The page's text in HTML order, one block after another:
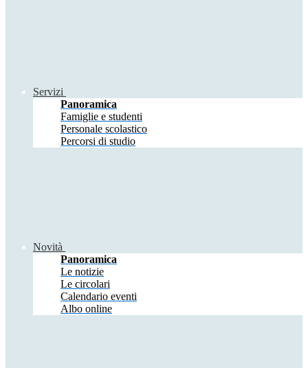
Servizi
Panoramica
Famiglie e studenti
Personale scolastico
Percorsi di studio
Novità
Panoramica
Le notizie
Le circolari
Calendario eventi
Albo online